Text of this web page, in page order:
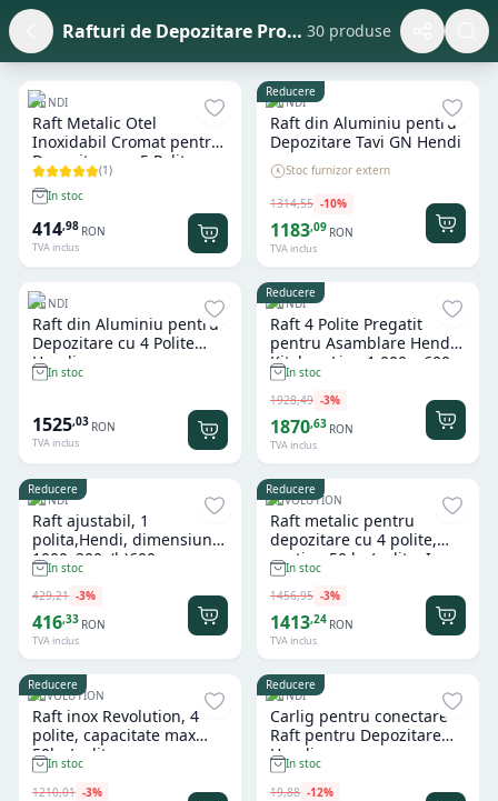
Rafturi de Depozitare Profesionale Inox și Aluminiu HoReCa 30 produse
HENDI
Raft Metalic Otel
Inoxidabil Cromat pentru
Depozitare cu 5 Polite
Hendi
(1)
In stoc
414,98 RON
TVA inclus
Reducere
HENDI
Raft din Aluminiu pentru
Depozitare Tavi GN Hendi
Stoc furnizor extern
1314,55 -10%
1183,09 RON
TVA inclus
HENDI
Raft din Aluminiu pentru
Depozitare cu 4 Polite
Hendi
In stoc
1525,03 RON
TVA inclus
Reducere
HENDI
Raft 4 Polite Pregatit
pentru Asamblare Hendi
Kitchen Line 1.000 x 600 x
(H)1.800 mm
In stoc
1928,49 -3%
1870,63 RON
TVA inclus
Reducere
HENDI
Raft ajustabil, 1
polita,Hendi, dimensiune
1000x300x(h)600mm
In stoc
429,21 -3%
416,33 RON
TVA inclus
Reducere
REVOLUTION
Raft metalic pentru
depozitare cu 4 polite,
sustine 50 kg/polita, Inox,
1200x500 (H) 1800 mm,
Revolution by Hendi
In stoc
1456,95 -3%
1413,24 RON
TVA inclus
Reducere
REVOLUTION
Raft inox Revolution, 4
polite, capacitate max
50kg/polita,
1000x400x(H)1800 mm
In stoc
1210,01 -3%
Reducere
HENDI
Carlig pentru conectare
Raft pentru Depozitare
Hendi
In stoc
19,88 -12%